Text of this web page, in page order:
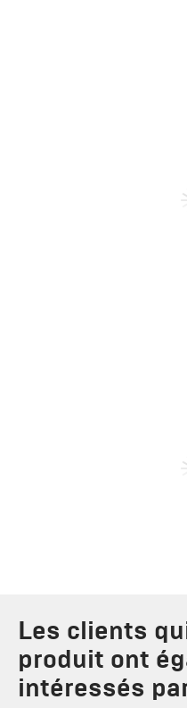
Les clients
produit ont
intéressés